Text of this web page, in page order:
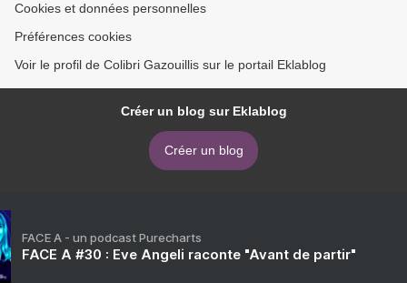
Cookies et données personnelles
Préférences cookies
Voir le profil de Colibri Gazouillis sur le portail Eklablog
Créer un blog sur Eklablog
Créer un blog
FACE A - un podcast Purecharts
FACE A #30 : Eve Angeli raconte "Avant de partir"